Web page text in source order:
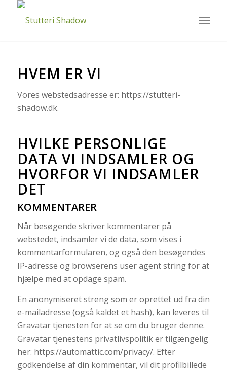
HVEM ER VI
Vores webstedsadresse er: https://stutteri-
shadow.dk.
HVILKE PERSONLIGE
DATA VI INDSAMLER OG
HVORFOR VI INDSAMLER
DET
KOMMENTARER
Når besøgende skriver kommentarer på
webstedet, indsamler vi de data, som vises i
kommentarformularen, og også den besøgendes
IP-adresse og browserens user agent string for at
hjælpe med at opdage spam.
En anonymiseret streng som er oprettet ud fra din
e-mailadresse (også kaldet et hash), kan leveres til
Gravatar tjenesten for at se om du bruger denne.
Gravatar tjenestens privatlivspolitik er tilgængelig
her: https://automattic.com/privacy/. Efter
godkendelse af din kommentar, vil dit profilbillede